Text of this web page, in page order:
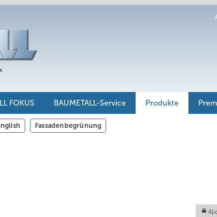
FOKUS BAUMETALL-Service Produkte
Fassadenbegrünung